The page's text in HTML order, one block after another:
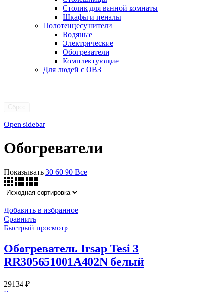
Столик для ванной комнаты
Шкафы и пеналы
Полотенцесушители
Водяные
Электрические
Обогреватели
Комплектующие
Для людей с ОВЗ
Open sidebar
Обогреватели
Показывать 30 60 90 Все
Добавить в избранное
Сравнить
Быстрый просмотр
Обогреватель Irsap Tesi 3
RR305651001A402N белый
29134 ₽